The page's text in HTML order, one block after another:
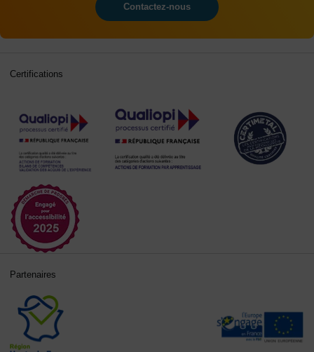
Contactez-nous
Certifications
Partenaires